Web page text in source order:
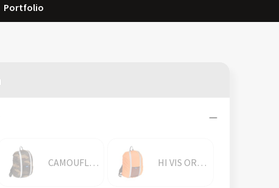
Portfolio
CAMOUFLAGE HI VIS ORANGE